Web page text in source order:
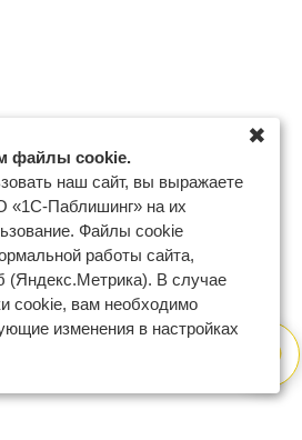
файлы cookie.
наш сайт, вы выражаете
«1С-Паблишинг» на их
Файлы cookie
работы сайта,
(Яндекс.Метрика). В случае
cookie, вам необходимо
изменения в настройках
✖